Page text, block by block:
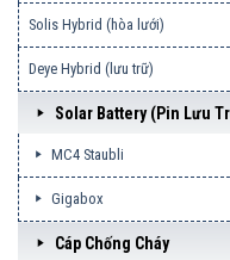
Solis Hybrid (hòa lưới)
Deye Hybrid (lưu trữ)
Solar Battery (pin Lưu
MC4 Staubli
Gigabox
Cáp Chống Cháy